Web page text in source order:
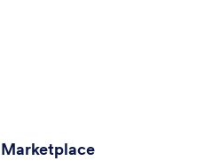
Marketplace